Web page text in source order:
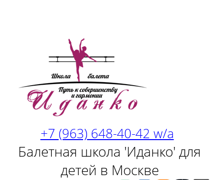
+7 (963) 648-40-42 w/a
Балетная школа 'Иданко' для
детей в Москве